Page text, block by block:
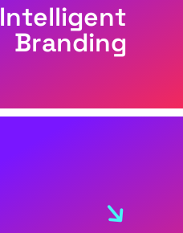
Intelligent
Branding